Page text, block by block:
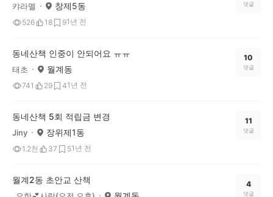
캬라멜 창제5동
526 18 91년 전
댓글
동네산책 인중이 안되어요 ㅠㅠ
태초 월계동
741 29 41년 전
10
댓글
동네산책 5회 적립금 변경
Jiny 장위제1동
1.2천 37 51년 전
11
댓글
월계2동 초안교 산책 4
댓글